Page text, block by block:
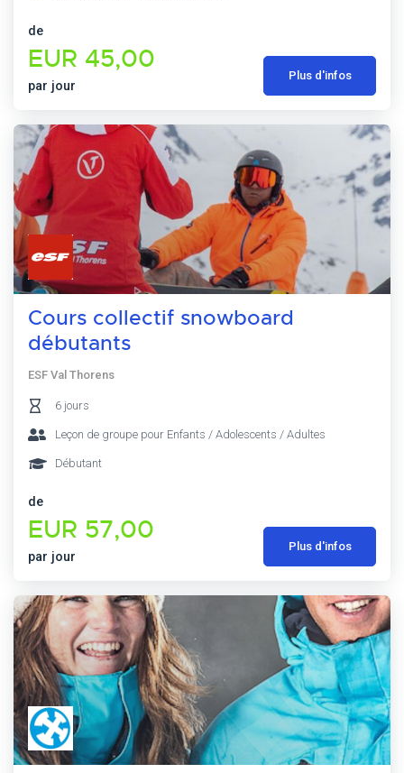
de
EUR 45,00
par jour
Plus d'infos
Cours collectif snowboard
débutants
ESF Val Thorens
6 jours
Leçon de groupe pour Enfants / Adolescents / Adultes
Débutant
de
EUR 57,00
par jour
Plus d'infos